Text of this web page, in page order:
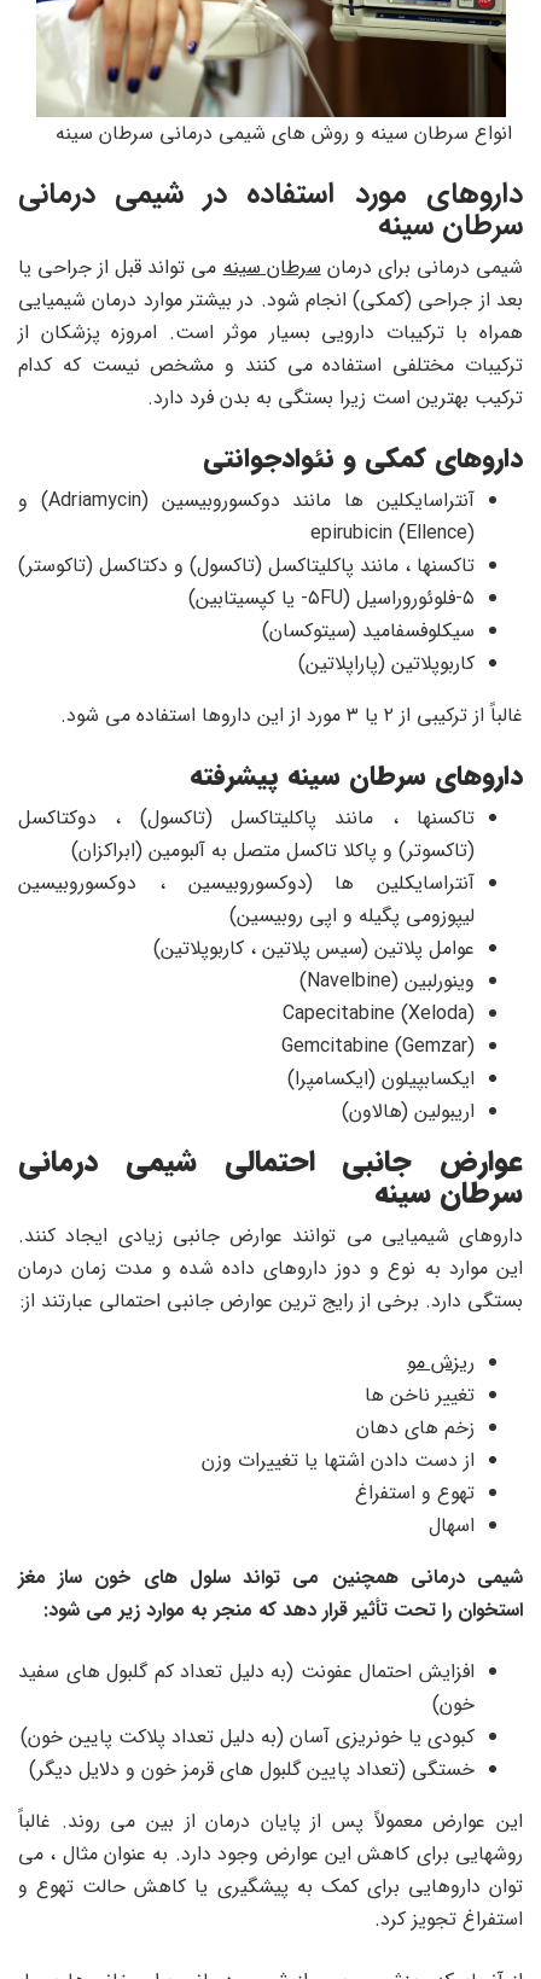
انواع سرطان سینه و روش های شیمی درمانی سرطان سینه
داروهای مورد استفاده در شیمی درمانی
سرطان سینه
شیمی درمانی برای درمانسرطان سینهمی تواند قبل از جراحی یا
بعد از جراحی (کمکی) انجام شود. در بیشتر موارد درمان شیمیایی
همراه با ترکیبات دارویی بسیار موثر است. امروزه پزشکان از
ترکیبات مختلفی استفاده می کنند و مشخص نیست که کدام
ترکیب بهترین است زیرا بستگی به بدن فرد دارد.
داروهای کمکی و نئوادجوانتی
آنتراسایکلین ها مانند دوکسوروبیسین (Adriamycin) و
epirubicin (Ellence)
تاکسنها ، مانند پاکلیتاکسل (تاکسول) و دکتاکسل (تاکوستر)
۵-فلوئوروراسیل (۵FU- یا کپسیتابین)
سیکلوفسفامید (سیتوکسان)
کاربوپلاتین (پاراپلاتین)
غالباً از ترکیبی از ۲ یا ۳ مورد از این داروها استفاده می شود.
داروهای سرطان سینه پیشرفته
تاکسنها ، مانند پاکلیتاکسل (تاکسول) ، دوکتاکسل
(تاکسوتر) و پاکلا تاکسل متصل به آلبومین (ابراکزان)
آنتراسایکلین ها (دوکسوروبیسین ، دوکسوروبیسین
لیپوزومی پگیله و اپی روبیسین)
عوامل پلاتین (سیس پلاتین ، کاربوپلاتین)
وینورلبین (Navelbine)
Capecitabine (Xeloda)
Gemcitabine (Gemzar)
ایکسابپیلون (ایکسامپرا)
اریبولین (هالاون)
عوارض جانبی احتمالی شیمی درمانی
سرطان سینه
داروهای شیمیایی می توانند عوارض جانبی زیادی ایجاد کنند.
این موارد به نوع و دوز داروهای داده شده و مدت زمان درمان
بستگی دارد. برخی از رایج ترین عوارض جانبی احتمالی عبارتند از:
ریزش مو
تغییر ناخن ها
زخم های دهان
از دست دادن اشتها یا تغییرات وزن
تهوع و استفراغ
اسهال
شیمی درمانی همچنین می تواند سلول های خون ساز مغز
استخوان را تحت تأثیر قرار دهد که منجر به موارد زیر می شود:
افزایش احتمال عفونت (به دلیل تعداد کم گلبول های سفید
خون)
کبودی یا خونریزی آسان (به دلیل تعداد پلاکت پایین خون)
خستگی (تعداد پایین گلبول های قرمز خون و دلایل دیگر)
این عوارض معمولاً پس از پایان درمان از بین می روند. غالباً
روشهایی برای کاهش این عوارض وجود دارد. به عنوان مثال ، می
توان داروهایی برای کمک به پیشگیری یا کاهش حالت تهوع و
استفراغ تجویز کرد.